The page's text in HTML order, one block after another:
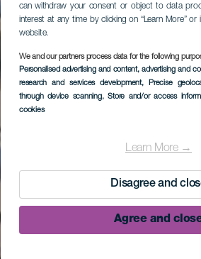
can withdraw your consent or object to data
interest at any time by clicking on “Learn More”
website.
We and our partners process data for the following
Personalised advertising and content, advertising and
research and services development, Precise
through device scanning, Store and/or access
cookies
Learn More →
Disagree and
Agree and